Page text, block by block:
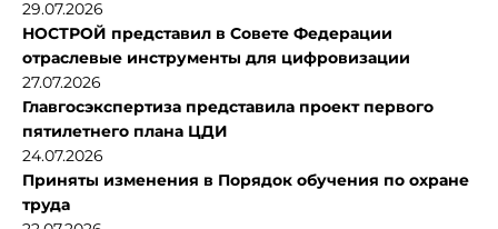
29.07.2026
НОСТРОЙ представил в Совете Федерации
отраслевые инструменты для цифровизации
27.07.2026
Главгосэкспертиза представила проект первого
пятилетнего плана ЦДИ
24.07.2026
Приняты изменения в Порядок обучения по охране
труда